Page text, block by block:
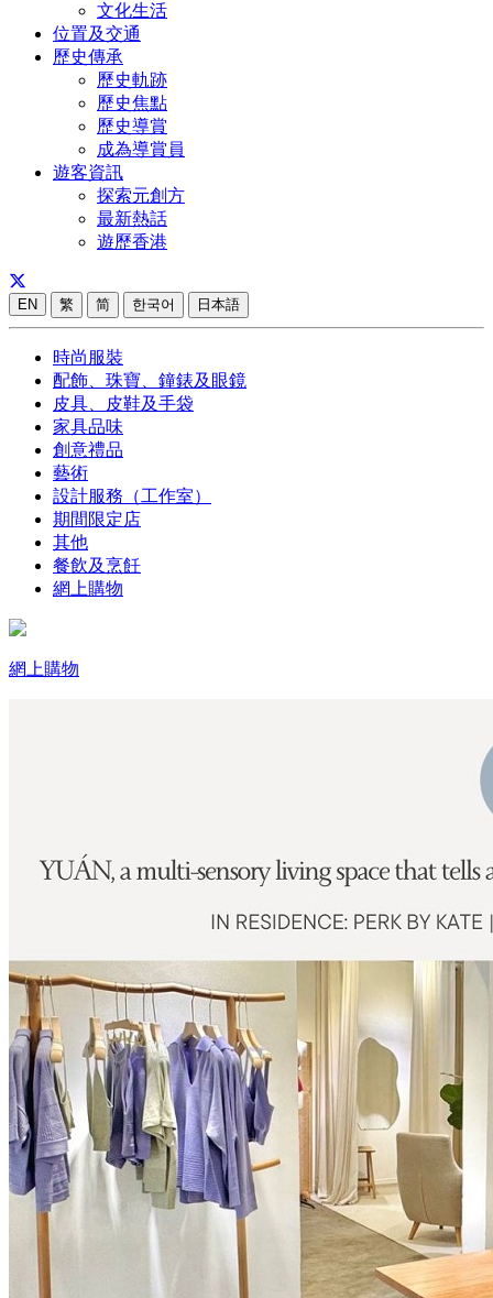
文化生活
位置及交通
歷史傳承
歷史軌跡
歷史焦點
歷史導賞
成為導賞員
遊客資訊
探索元創方
最新熱話
遊歷香港
EN 繁 简 한국어 日本語
時尚服裝
配飾、珠寶、鐘錶及眼鏡
皮具、皮鞋及手袋
家具品味
創意禮品
藝術
設計服務（工作室）
期間限定店
其他
餐飲及烹飪
網上購物
網上購物